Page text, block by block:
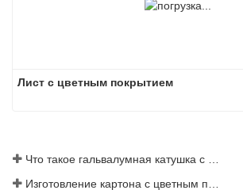
Лист с цветным покрытием